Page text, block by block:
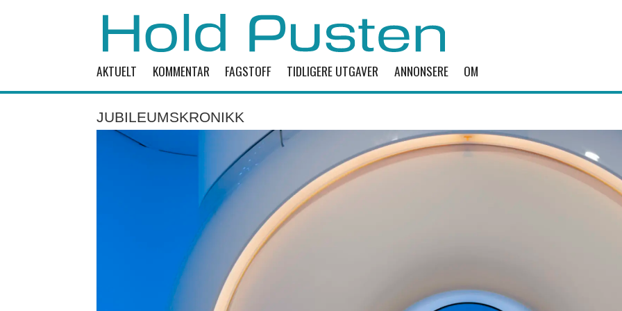
AKTUELT KOMMENTAR FAGSTOFF TIDLIGERE UTGAVER ANNONSERE OM
JUBILEUMSKRONIKK